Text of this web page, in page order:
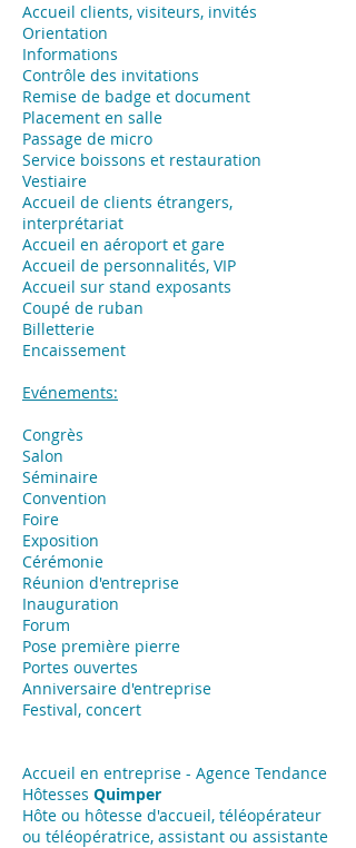
Accueil clients, visiteurs, invités
Orientation
Informations
Contrôle des invitations
Remise de badge et document
Placement en salle
Passage de micro
Service boissons et restauration
Vestiaire
Accueil de clients étrangers,
interprétariat
Accueil en aéroport et gare
Accueil de personnalités, VIP
Accueil sur stand exposants
Coupé de ruban
Billetterie
Encaissement
Evénements:
Congrès
Salon
Séminaire
Convention
Foire
Exposition
​Cérémonie
Réunion d'entreprise
Inauguration
Forum
Pose première pierre
Portes ouvertes
Anniversaire d'entreprise
Festival, concert
Accueil en entreprise - Agence Tendance
Hôtesses Quimper
Hôte ou hôtesse d'accueil, téléopérateur
ou téléopératrice, assistant ou assistante